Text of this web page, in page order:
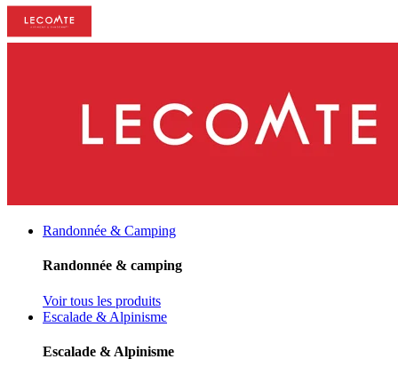
Randonnée & Camping
Randonnée & camping
Voir tous les produits
Escalade & Alpinisme
Escalade & Alpinisme